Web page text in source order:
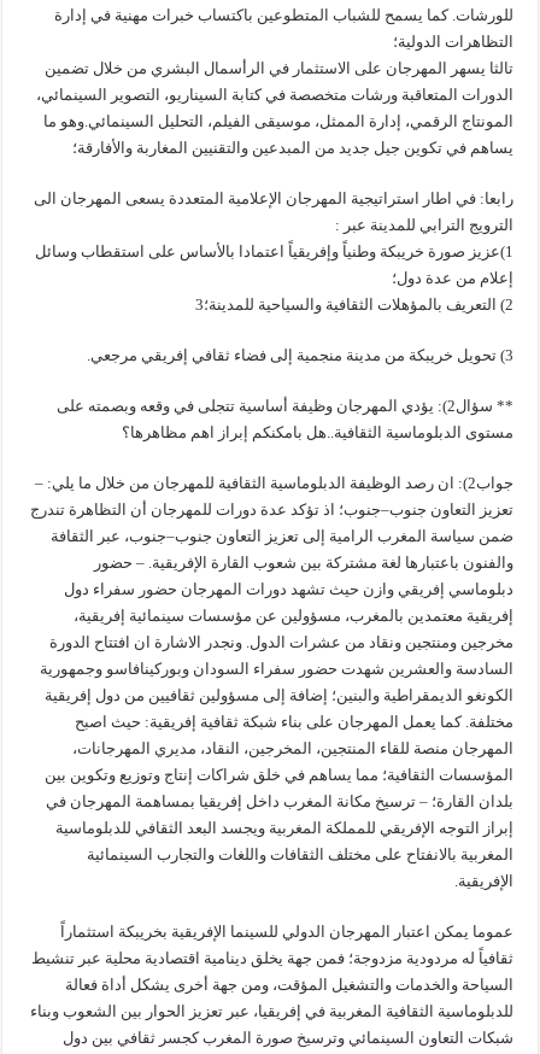
للورشات. كما يسمح للشباب المتطوعين باكتساب خبرات مهنية في إدارة
التظاهرات الدولية؛
تالثا يسهر المهرجان على الاستثمار في الرأسمال البشري من خلال تضمين
الدورات المتعاقبة ورشات متخصصة في كتابة السيناريو، التصوير السينمائي،
المونتاج الرقمي، إدارة الممثل، موسيقى الفيلم، التحليل السينمائي.وهو ما
يساهم في تكوين جيل جديد من المبدعين والتقنيين المغاربة والأفارقة؛
رابعا: في اطار استراتيجية المهرجان الإعلامية المتعددة يسعى المهرجان الى
الترويج الترابي للمدينة عبر :
1)عزيز صورة خريبكة وطنياً وإفريقياً اعتمادا بالأساس على استقطاب وسائل
إعلام من عدة دول؛
2) التعريف بالمؤهلات الثقافية والسياحية للمدينة؛3
3) تحويل خريبكة من مدينة منجمية إلى فضاء ثقافي إفريقي مرجعي.
** سؤال2): يؤدي المهرجان وظيفة أساسية تتجلى في وقعه وبصمته على
مستوى الدبلوماسية الثقافية..هل بامكنكم إبراز اهم مظاهرها؟
جواب2): ان رصد الوظيفة الدبلوماسية الثقافية للمهرجان من خلال ما يلي: –
تعزيز التعاون جنوب–جنوب؛ اذ تؤكد عدة دورات للمهرجان أن التظاهرة تندرج
ضمن سياسة المغرب الرامية إلى تعزيز التعاون جنوب–جنوب، عبر الثقافة
والفنون باعتبارها لغة مشتركة بين شعوب القارة الإفريقية. – حضور
دبلوماسي إفريقي وازن حيث تشهد دورات المهرجان حضور سفراء دول
إفريقية معتمدين بالمغرب، مسؤولين عن مؤسسات سينمائية إفريقية،
مخرجين ومنتجين ونقاد من عشرات الدول. ونجدر الاشارة ان افتتاح الدورة
السادسة والعشرين شهدت حضور سفراء السودان وبوركينافاسو وجمهورية
الكونغو الديمقراطية والبنين؛ إضافة إلى مسؤولين ثقافيين من دول إفريقية
مختلفة. كما يعمل المهرجان على بناء شبكة ثقافية إفريقية: حيث اصبح
المهرجان منصة للقاء المنتجين، المخرجين، النقاد، مديري المهرجانات،
المؤسسات الثقافية؛ مما يساهم في خلق شراكات إنتاج وتوزيع وتكوين بين
بلدان القارة؛ – ترسيخ مكانة المغرب داخل إفريقيا بمساهمة المهرجان في
إبراز التوجه الإفريقي للمملكة المغربية ويجسد البعد الثقافي للدبلوماسية
المغربية بالانفتاح على مختلف الثقافات واللغات والتجارب السينمائية
الإفريقية.
عموما يمكن اعتبار المهرجان الدولي للسينما الإفريقية بخريبكة استثماراً
ثقافياً له مردودية مزدوجة؛ فمن جهة يخلق دينامية اقتصادية محلية عبر تنشيط
السياحة والخدمات والتشغيل المؤقت، ومن جهة أخرى يشكل أداة فعالة
للدبلوماسية الثقافية المغربية في إفريقيا، عبر تعزيز الحوار بين الشعوب وبناء
شبكات التعاون السينمائي وترسيخ صورة المغرب كجسر ثقافي بين دول